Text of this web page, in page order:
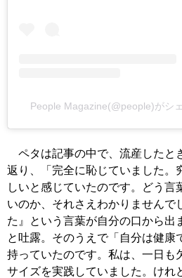
People Magazine(@people)がシ
ペタは記事の中で、流産したと
返り、「完全に恥じていました。
しいと感じていたのです。どう言
いのか、それさえわかりませんで
た』という言葉が自分の口から出
と吐露。そのうえで「自分は健康
持っていたのです。私は、一日も
サイズを実践していました。けれ